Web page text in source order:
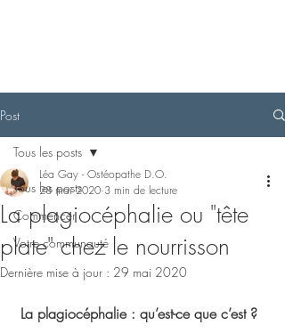
Post
Tous les posts
Commencer
Votre communauté
Tous les posts
La plagiocéphalie ou "tête
plate" chez le nourrisson
Léa Gay - Ostéopathe D.O.
28 mai 2020 3 min de lecture
Dernière mise à jour : 29 mai 2020
La plagiocéphalie : qu’est-ce que c’est ?